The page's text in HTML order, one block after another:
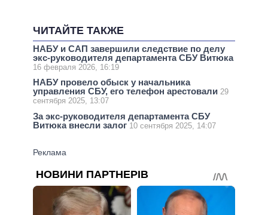
ЧИТАЙТЕ ТАКЖЕ
НАБУ и САП завершили следствие по делу
экс-руководителя департамента СБУ Витюка
16 февраля 2026, 16:19
НАБУ провело обыск у начальника
управления СБУ, его телефон арестовали 29
сентября 2025, 13:07
За экс-руководителя департамента СБУ
Витюка внесли залог 10 сентября 2025, 14:07